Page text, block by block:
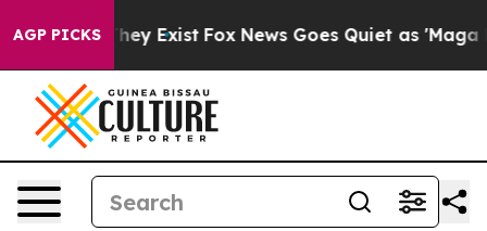
AGP PICKS
They Exist Fox News Goes Quiet as 'Maga